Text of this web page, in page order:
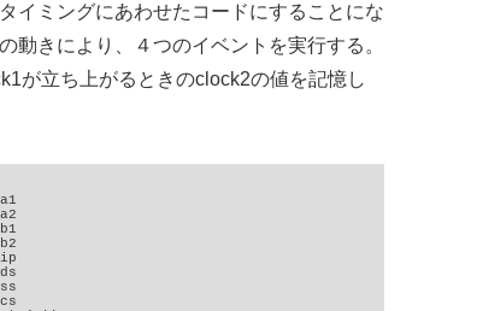
イミングにあわせたコードにすることにな
動きにより、４つのイベントを実行する。
が立ち上がるときのclock2の値を記憶し